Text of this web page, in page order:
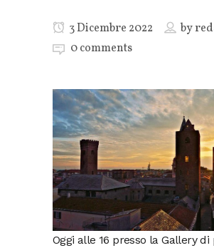
3 Dicembre 2022 by
0 comments
Oggi alle 16 presso la Gallery di